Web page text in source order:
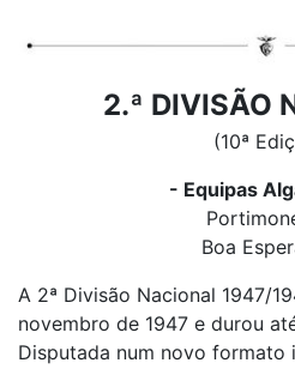
2.ª DIVISÃO
(10ª
- Equipas
Boa
A 2ª Divisão Nacional 1947/
novembro de 1947 e durou
Disputada num novo formato